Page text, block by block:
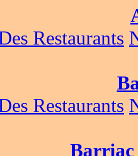
Restaurants
Restaurants
Barriac